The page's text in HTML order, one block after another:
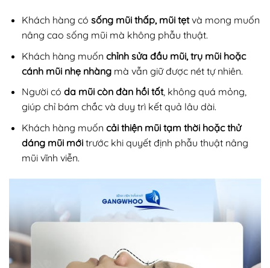
Khách hàng có sống mũi thấp, mũi tẹtvà mong muốn
nâng cao sống mũi mà không phẫu thuật.
Khách hàng muốn chỉnh sửa đầu mũi, trụ mũi hoặc
cánh mũi nhẹ nhàngmà vẫn giữ được nét tự nhiên.
Người có da mũi còn đàn hồi tốt, không quá mỏng,
giúp chỉ bám chắc và duy trì kết quả lâu dài.
Khách hàng muốn cải thiện mũi tạm thời hoặc thử
dáng mũi mớitrước khi quyết định phẫu thuật nâng
mũi vĩnh viễn.